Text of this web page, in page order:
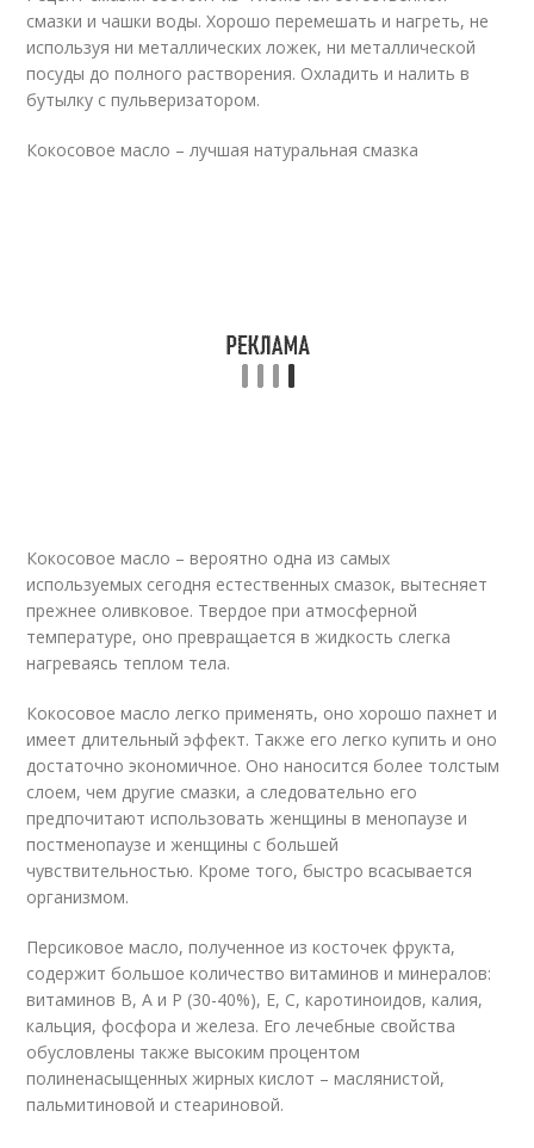
смазки и чашки воды. Хорошо перемешать и нагреть, не
используя ни металлических ложек, ни металлической
посуды до полного растворения. Охладить и налить в
бутылку с пульверизатором.
Кокосовое масло – лучшая натуральная смазка
Кокосовое масло – вероятно одна из самых
используемых сегодня естественных смазок, вытесняет
прежнее оливковое. Твердое при атмосферной
температуре, оно превращается в жидкость слегка
нагреваясь теплом тела.
Кокосовое масло легко применять, оно хорошо пахнет и
имеет длительный эффект. Также его легко купить и оно
достаточно экономичное. Оно наносится более толстым
слоем, чем другие смазки, а следовательно его
предпочитают использовать женщины в менопаузе и
постменопаузе и женщины с большей
чувствительностью. Кроме того, быстро всасывается
организмом.
Персиковое масло, полученное из косточек фрукта,
содержит большое количество витаминов и минералов:
витаминов В, А и Р (30-40%), Е, С, каротиноидов, калия,
кальция, фосфора и железа. Его лечебные свойства
обусловлены также высоким процентом
полиненасыщенных жирных кислот – маслянистой,
пальмитиновой и стеариновой.